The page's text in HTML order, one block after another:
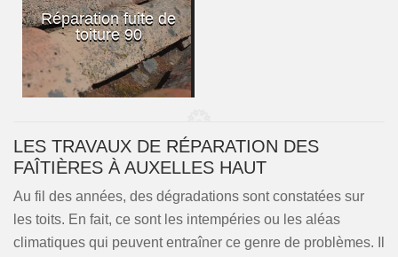
Réparation fuite de
toiture 90
LES TRAVAUX DE RÉPARATION DES
FAÎTIÈRES À AUXELLES HAUT
Au fil des années, des dégradations sont constatées sur
les toits. En fait, ce sont les intempéries ou les aléas
climatiques qui peuvent entraîner ce genre de problèmes. Il